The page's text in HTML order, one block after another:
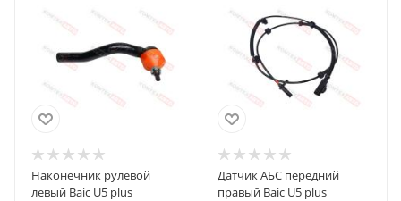
Наконечник рулевой
левый Baic U5 plus
Датчик АБС передний
правый Baic U5 plus